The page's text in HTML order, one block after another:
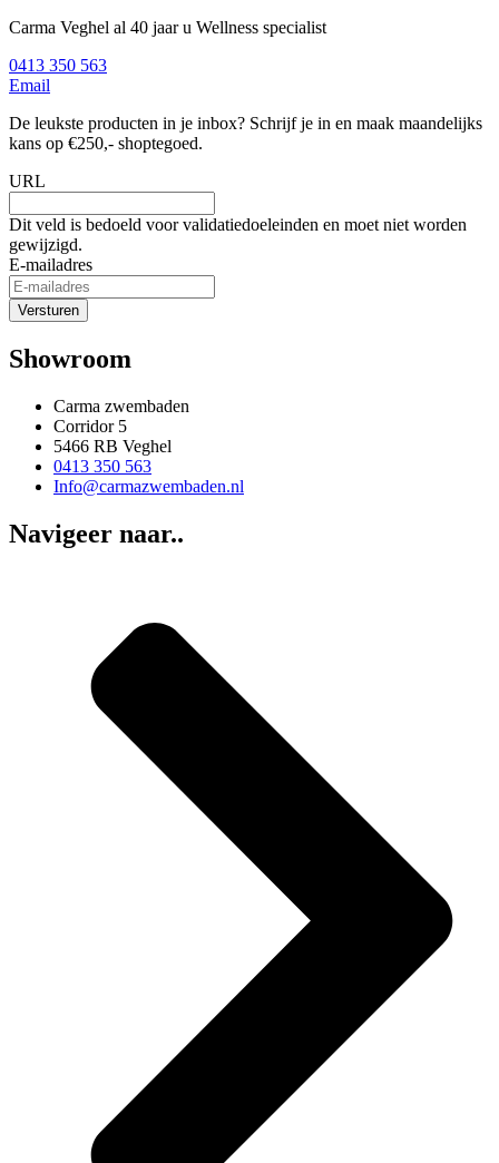
Carma Veghel al 40 jaar u Wellness specialist
0413 350 563
Email
De leukste producten in je inbox? Schrijf je in en maak maandelijks
kans op €250,- shoptegoed.
URL
Dit veld is bedoeld voor validatiedoeleinden en moet niet worden
gewijzigd.
E-mailadres
Showroom
Carma zwembaden
Corridor 5
5466 RB Veghel
0413 350 563
Info@carmazwembaden.nl
Navigeer naar..